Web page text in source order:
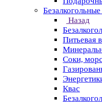
Назад
Питьевая
Соки,
Квас